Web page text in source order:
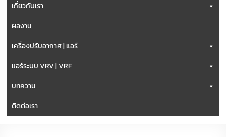
เกี่ยวกับเรา
ผลงาน
เครื่องปรับอากาศ | แอร์
แอร์ระบบ VRV | VRF
บทความ
ติดต่อเรา